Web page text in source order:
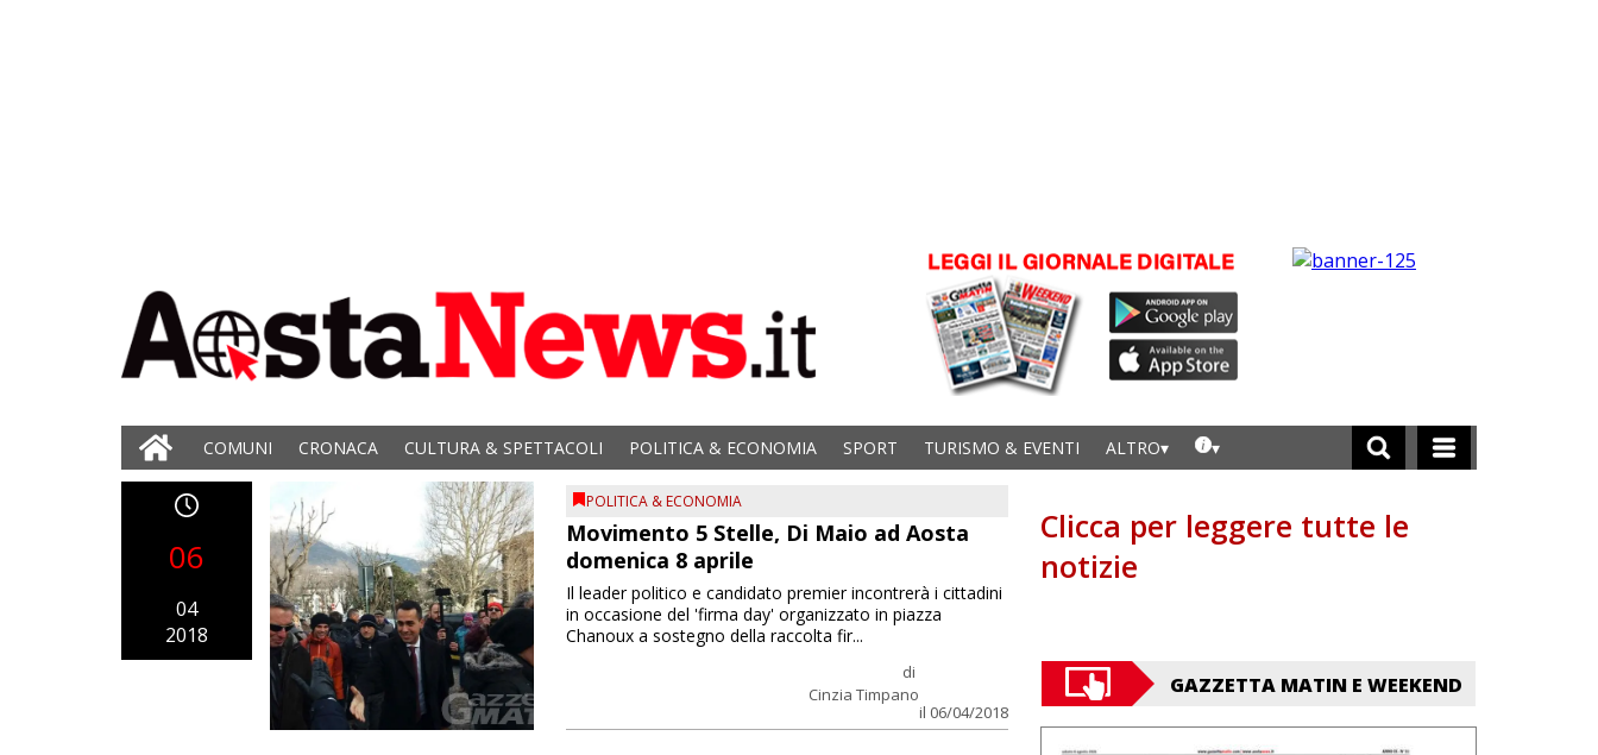
COMUNI CRONACA CULTURA & SPETTACOLI POLITICA & ECONOMIA SPORT TURISMO & EVENTI ALTRO
06
04
2018
POLITICA & ECONOMIA
Movimento 5 Stelle, Di Maio ad Aosta
domenica 8 aprile
di
Cinzia Timpano
il 06/04/2018
Il leader politico e candidato premier incontrerà i cittadini
in occasione del 'firma day' organizzato in piazza
Chanoux a sostegno della raccolta fir...
Clicca per leggere tutte le
notizie
GAZZETTA MATIN E WEEKEND